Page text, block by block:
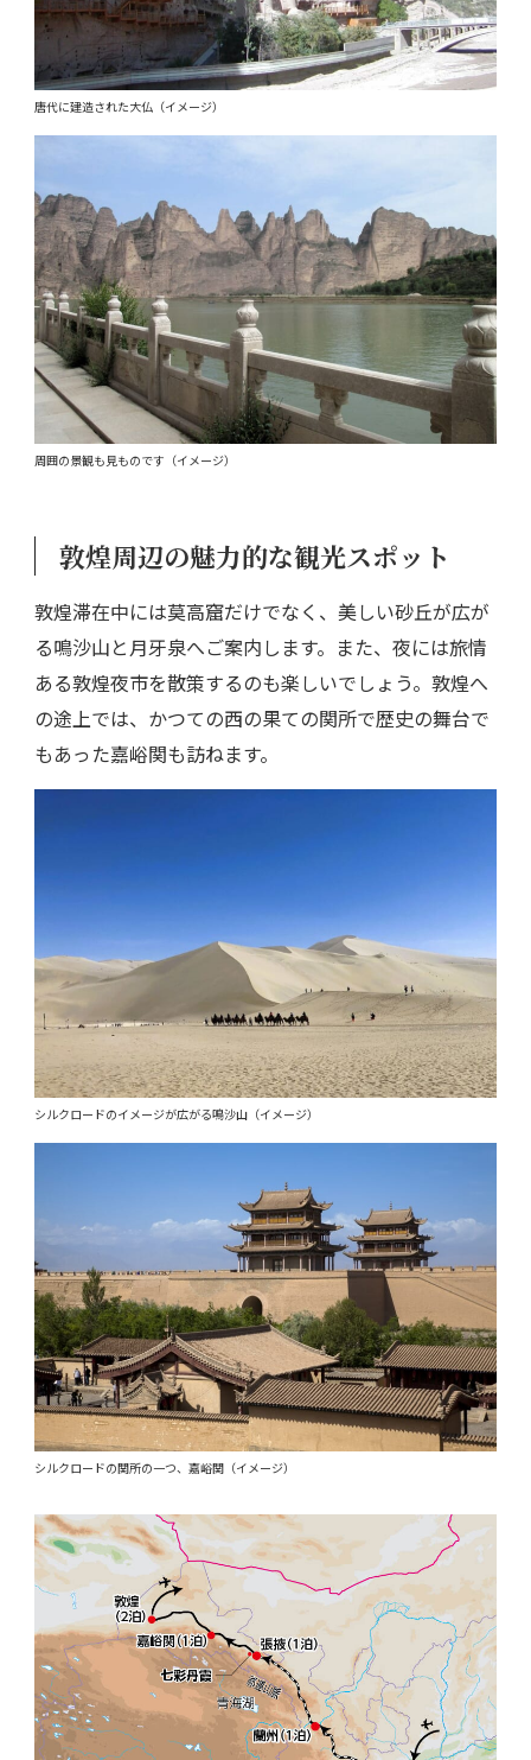
唐代に建造された大仏（イメージ）
周囲の景観も見ものです（イメージ）
敦煌周辺の魅力的な観光スポット
敦煌滞在中には莫高窟だけでなく、美しい砂丘が広が
る鳴沙山と月牙泉へご案内します。また、夜には旅情
ある敦煌夜市を散策するのも楽しいでしょう。敦煌へ
の途上では、かつての西の果ての関所で歴史の舞台で
もあった嘉峪関も訪ねます。
シルクロードのイメージが広がる鳴沙山（イメージ）
シルクロードの関所の一つ、嘉峪関（イメージ）